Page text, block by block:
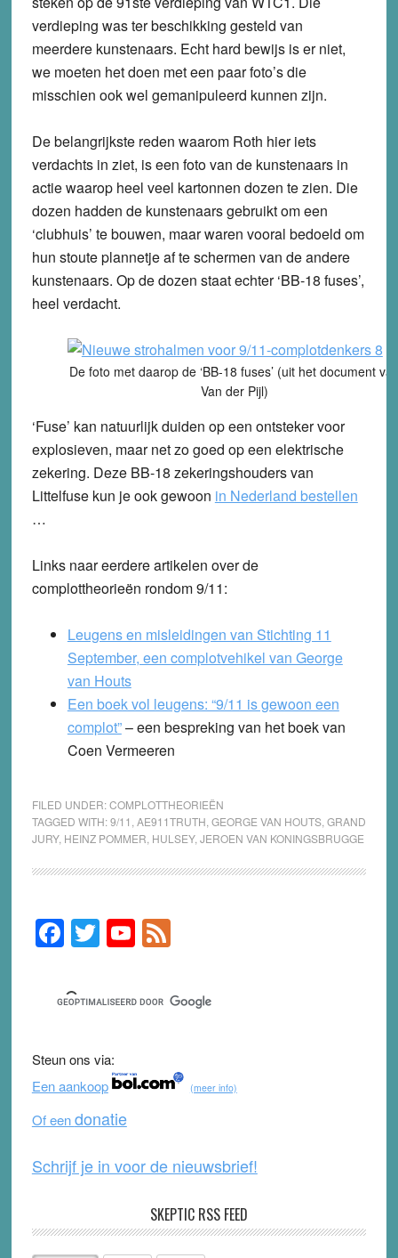
verdieping was ter beschikking gesteld van
meerdere kunstenaars. Echt hard bewijs is er niet,
we moeten het doen met een paar foto’s die
misschien ook wel gemanipuleerd kunnen zijn.
De belangrijkste reden waarom Roth hier iets
verdachts in ziet, is een foto van de kunstenaars in
actie waarop heel veel kartonnen dozen te zien. Die
dozen hadden de kunstenaars gebruikt om een
‘clubhuis’ te bouwen, maar waren vooral bedoeld om
hun stoute plannetje af te schermen van de andere
kunstenaars. Op de dozen staat echter ‘BB-18 fuses’,
heel verdacht.
De foto met daarop de ‘BB-18 fuses’ (uit het document
Van der Pijl)
‘Fuse’ kan natuurlijk duiden op een ontsteker voor
explosieven, maar net zo goed op een elektrische
zekering. Deze BB-18 zekeringshouders van
Littelfuse kun je ook gewoon in Nederland bestellen
…
Links naar eerdere artikelen over de
complottheorieën rondom 9/11:
Leugens en misleidingen van Stichting 11
September, een complotvehikel van George
van Houts
Een boek vol leugens: “9/11 is gewoon een
complot”– een bespreking van het boek van
Coen Vermeeren
FILED UNDER:COMPLOTTHEORIEËN
TAGGED WITH:9/11 AE911TRUTH GEORGE VAN HOUTS, GRAND
JURY, HEINZ POMMER HULSEY, JEROEN VAN KONINGSBRUGGE
Primary
Sidebar
F
c
e
b
o
o
k
T
tt
er
Y
u
T
b
F
e
d
Steun ons via:
Een aankoop
(meer info)
Of eendonatie
Schrijf je in voor de nieuwsbrief!
SKEPTIC RSS FEED